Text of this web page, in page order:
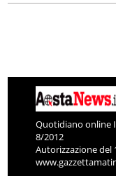
Quotidiano online
8/2012
Autorizzazione del